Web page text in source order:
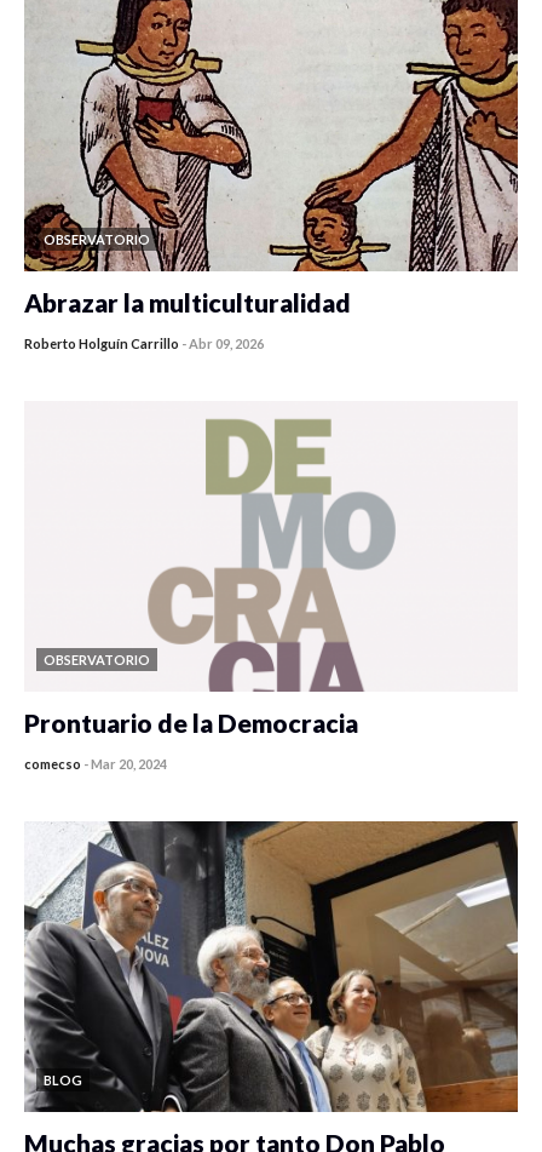
OBSERVATORIO
Abrazar la multiculturalidad
Roberto Holguín Carrillo -Abr 09, 2026
OBSERVATORIO
Prontuario de la Democracia
comecso -Mar 20, 2024
BLOG
Muchas gracias por tanto Don Pablo